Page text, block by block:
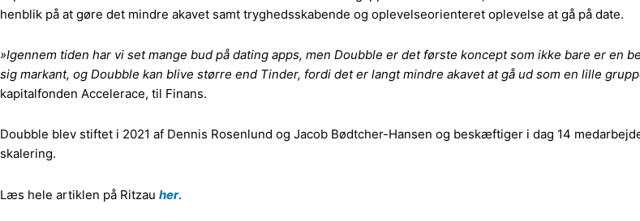
henblik på at gøre det mindre akavet samt tryghedsskabende og oplevelseorienteret oplevelse at gå på date.
»Igennem tiden har vi set mange bud på dating apps, men Doubble er det første koncept som ikke bare er
sig markant, og Doubble kan blive større end Tinder, fordi det er langt mindre akavet at gå ud som en lille
kapitalfonden Accelerace, til Finans.
Doubble blev stiftet i 2021 af Dennis Rosenlund og Jacob Bødtcher-Hansen og beskæftiger i dag 14
skalering.
Læs hele artiklen på Ritzau her.